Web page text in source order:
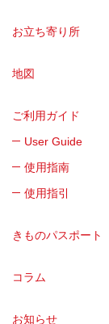
お立ち寄り所
地図
ご利用ガイド
User Guide
使用指南
使用指引
きものパスポート
コラム
お知らせ